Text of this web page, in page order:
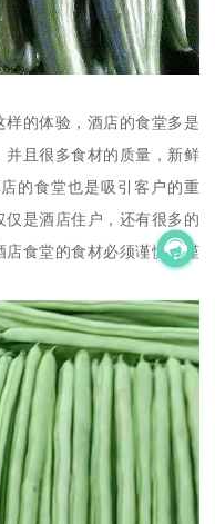
的体验，酒店的食堂多是
并且很多食材的质量，新鲜
的食堂也是吸引客户的重
是酒店住户，还有很多的
食堂的食材必须谨慎再谨